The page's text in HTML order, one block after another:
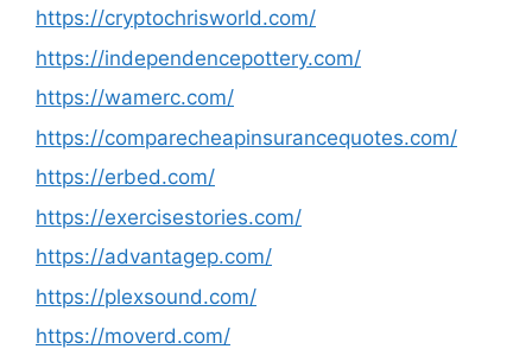
https://cryptochrisworld.com/
https://independencepottery.com/
https://wamerc.com/
https://comparecheapinsurancequotes.com/
https://erbed.com/
https://exercisestories.com/
https://advantagep.com/
https://plexsound.com/
https://moverd.com/